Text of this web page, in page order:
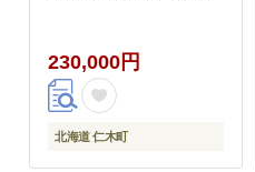
お弁当 ほど良い粘り 豊
かな甘み つややか 特A
[JA新おたる]
230,000円
北海道 仁木町